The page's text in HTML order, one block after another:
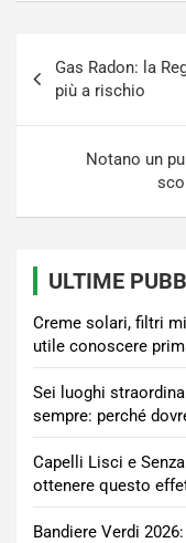
articoli
Gas Radon: la
più a rischio
Notano un
ULTIME
Creme solari, filtri
utile conoscere
Sei luoghi
sempre: perché
Capelli Lisci e
ottenere questo
Bandiere Verdi